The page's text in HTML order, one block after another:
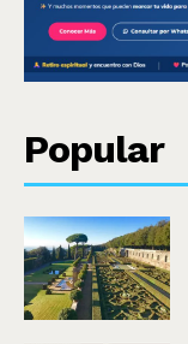
Popular